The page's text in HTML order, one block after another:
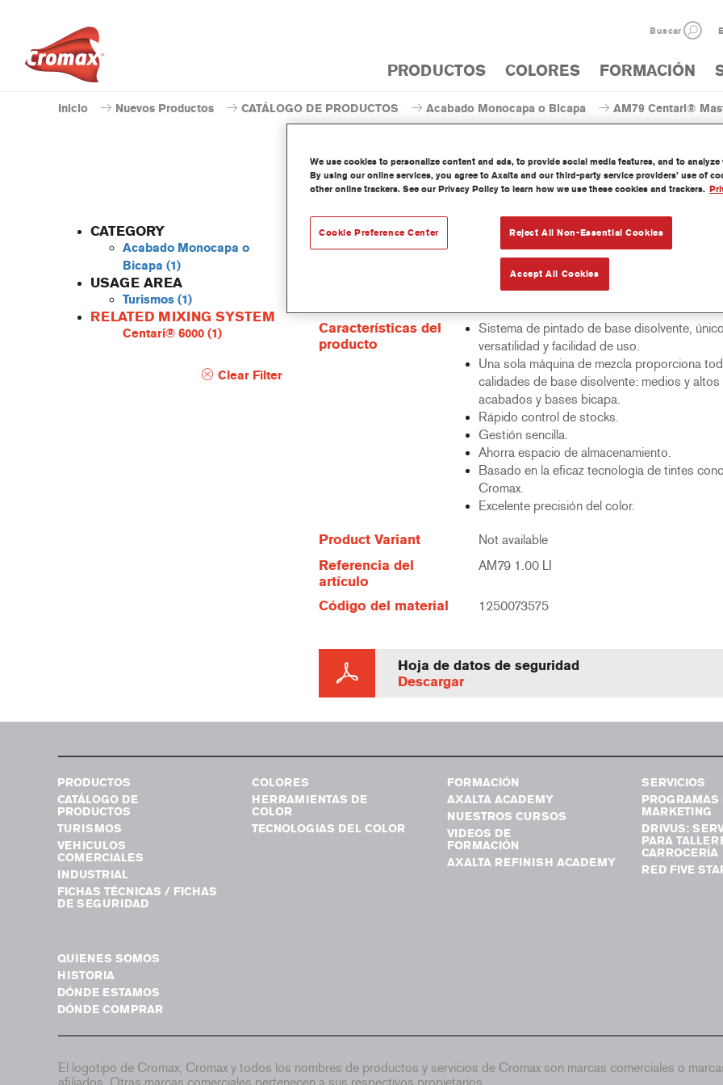
Buscar
PRODUCTOS COLORES FORMACIÓN
Inicio Nuevos Productos CATÁLOGO DE PRODUCTOS Acabado Monocapa o Bicapa AM79 Centari®
CATEGORY
Acabado Monocapa o
Bicapa (1)
USAGE AREA
Turismos (1)
RELATED MIXING SYSTEM
Centari® 6000 (1)
Clear Filter
AM79 Centari®
Características del
producto
Sistema de pintado de base disolvente,
versatilidad y facilidad de uso.
Una sola máquina de mezcla proporciona
calidades de base disolvente: medios y
acabados y bases bicapa.
Rápido control de stocks.
Gestión sencilla.
Ahorra espacio de almacenamiento.
Basado en la eficaz tecnología de tintes
Cromax.
Excelente precisión del color.
Product Variant Not available
Referencia del
artículo
AM79 1.00 LI
Código del material 1250073575
Hoja de datos de seguridad
Descargar
PRODUCTOS
CATÁLOGO DE
PRODUCTOS
TURISMOS
VEHICULOS
COMERCIALES
INDUSTRIAL
FICHAS TÉCNICAS / FICHAS
DE SEGURIDAD
COLORES
HERRAMIENTAS DE
COLOR
TECNOLOGIAS DEL COLOR
FORMACIÓN
AXALTA ACADEMY
NUESTROS CURSOS
VIDEOS DE
FORMACIÓN
AXALTA REFINISH ACADEMY
SERVICIOS
PROGRAMAS
MARKETING
DRIVUS:
PARA
CARROCERÍA
RED FIVE
QUIENES SOMOS
HISTORIA
DÓNDE ESTAMOS
DÓNDE COMPRAR
El logotipo de Cromax, Cromax y todos los nombres de productos y servicios de Cromax son marcas comerciales o
We use cookies to personalize content and ads, to provide social media features, and to
By using our online services, you agree to Axalta and our third-party service providers’ use of
other online trackers. See our Privacy Policy to learn how we use these cookies and trackers.
Reject All Non-Essential Cookies
Accept All Cookies
Cookie Preference Center